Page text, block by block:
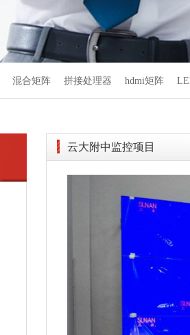
混合矩阵 拼接处理器 hdmi矩阵
云大附中监控项目